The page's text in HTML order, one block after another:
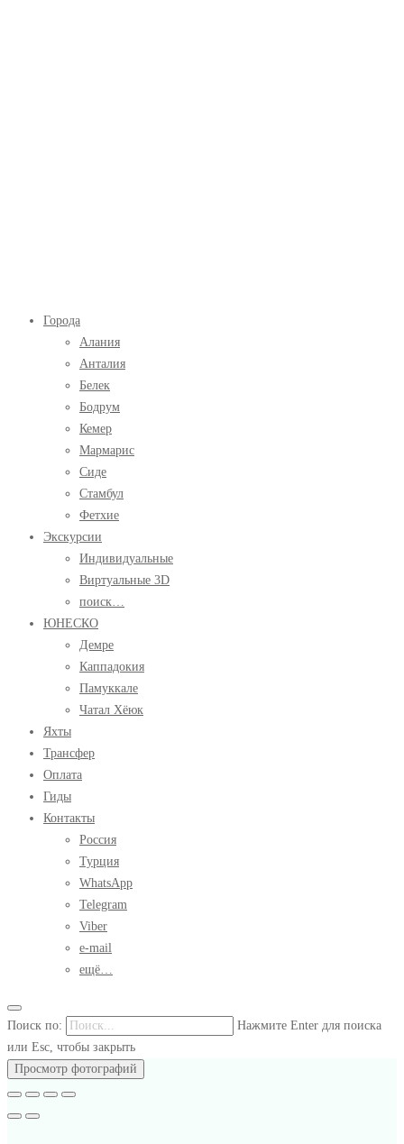
в
Турции
ГлавноеГорода
Алания
Анталия
Белек
Бодрум
Кемер
Мармарис
Сиде
Стамбул
Фетхие
Экскурсии
Индивидуальные
Виртуальные 3D
поиск…
ЮНЕСКО
Демре
Каппадокия
Памуккале
Чатал Хёюк
Яхты
Трансфер
Оплата
Гиды
Контакты
Россия
Турция
WhatsApp
Telegram
Viber
e-mail
ещё…
Поиск по:
Нажмите Enter для поиска
или Esc, чтобы закрыть
Просмотр фотографий